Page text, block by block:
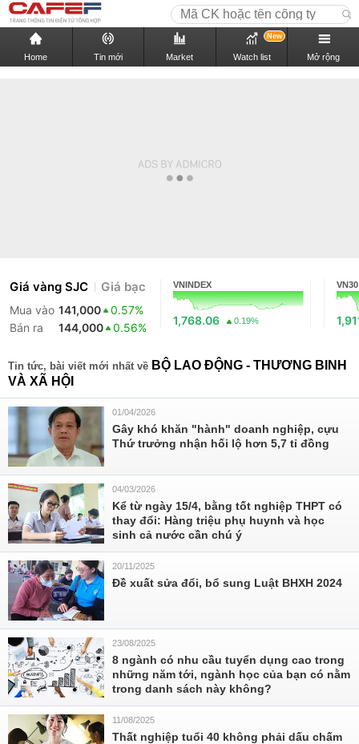
Home Tin mới Market Watch list
New
Mở rộng
Giá vàng SJC Giá bạc
Mua vào 141,000
0.57%
Bán ra
144,000 0.56%
VNINDEX
1,768.06 0.19%
VN30
Tin tức, bài viết mới nhất về BỘ LAO ĐỘNG - THƯƠNG BINH
VÀ XÃ HỘI
01/04/2026
Gây khó khăn "hành" doanh nghiệp, cựu
Thứ trưởng nhận hối lộ hơn 5,7 tỉ đồng
04/03/2026
Kể từ ngày 15/4, bằng tốt nghiệp THPT có
thay đổi: Hàng triệu phụ huynh và học
sinh cả nước cần chú ý
20/11/2025
Đề xuất sửa đổi, bổ sung Luật BHXH 2024
23/08/2025
8 ngành có nhu cầu tuyển dụng cao trong
những năm tới, ngành học của bạn có nằm
trong danh sách này không?
11/08/2025
Thất nghiệp tuổi 40 không phải dấu chấm